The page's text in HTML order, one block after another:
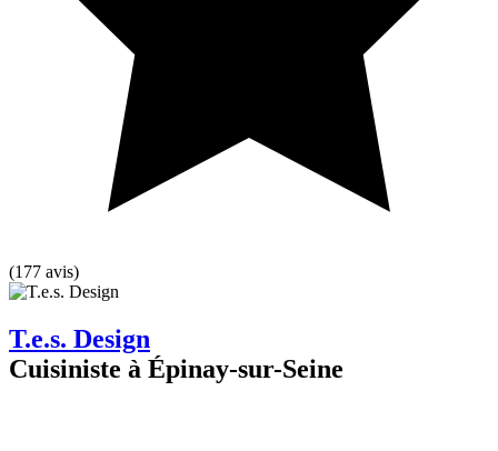
(177 avis)
T.e.s. Design
Cuisiniste à Épinay-sur-Seine